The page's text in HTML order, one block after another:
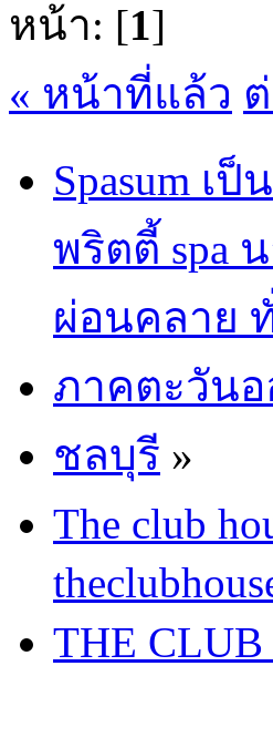
หน้า: [1]
« หน้าที่แล้ว
Spasum เ
พริตตี้ spa
ผ่อนคลาย
ภาคตะวันอ
ชลบุรี »
The club
THE CLUB